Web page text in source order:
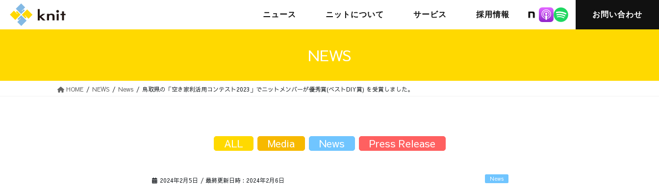
株式会社ニット
ニュース ニットについて サービス 採用情報 お問い合わせ
NEWS
HOME NEWS News 鳥取県の「空き家利活用コンテスト2023」でニットメンバーが優秀賞(ベストDIY賞) を受賞しました。
2024年2月5日 / 最終更新日時 : 2024年2月6日 News
ALL Media News Press Release